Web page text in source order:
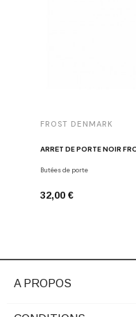
FROST DENMARK
ARRÊT DE PORTE NOIR
Butées de porte
32,00 €
A PROPOS